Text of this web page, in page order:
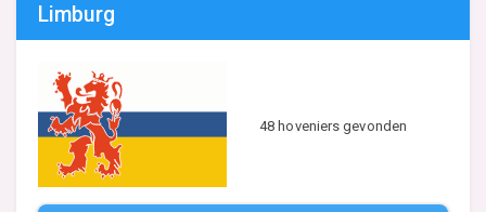
Limburg
48 hoveniers gevonden